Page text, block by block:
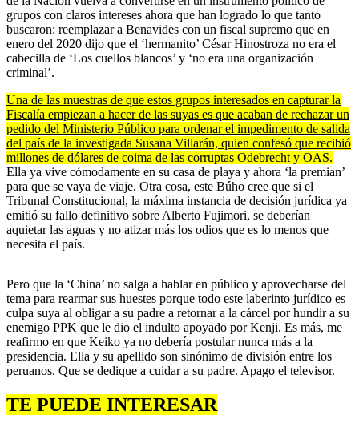
grupos con claros intereses ahora que han logrado lo que tanto
buscaron: reemplazar a Benavides con un fiscal supremo que en
enero del 2020 dijo que el ‘hermanito’ César Hinostroza no era el
cabecilla de ‘Los cuellos blancos’ y ‘no era una organización
criminal’.
Una de las muestras de que estos grupos interesados en capturar la
Fiscalía empiezan a hacer de las suyas es que acaban de rechazar un
pedido del Ministerio Público para ordenar el impedimento de salida
del país de la investigada Susana Villarán, quien confesó que recibió
millones de dólares de coima de las corruptas Odebrecht y OAS.
Ella ya vive cómodamente en su casa de playa y ahora ‘la premian’
para que se vaya de viaje. Otra cosa, este Búho cree que si el
Tribunal Constitucional, la máxima instancia de decisión jurídica ya
emitió su fallo definitivo sobre Alberto Fujimori, se deberían
aquietar las aguas y no atizar más los odios que es lo menos que
necesita el país.
Pero que la ‘China’ no salga a hablar en público y aprovecharse del
tema para rearmar sus huestes porque todo este laberinto jurídico es
culpa suya al obligar a su padre a retornar a la cárcel por hundir a su
enemigo PPK que le dio el indulto apoyado por Kenji. Es más, me
reafirmo en que Keiko ya no debería postular nunca más a la
presidencia. Ella y su apellido son sinónimo de división entre los
peruanos. Que se dedique a cuidar a su padre. Apago el televisor.
TE PUEDE INTERESAR